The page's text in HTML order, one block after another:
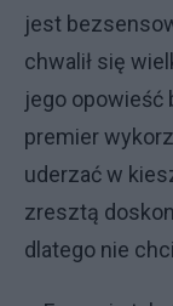
jest
chwalił się
jego opowieść
premier
uderzać w
zresztą
dlatego nie